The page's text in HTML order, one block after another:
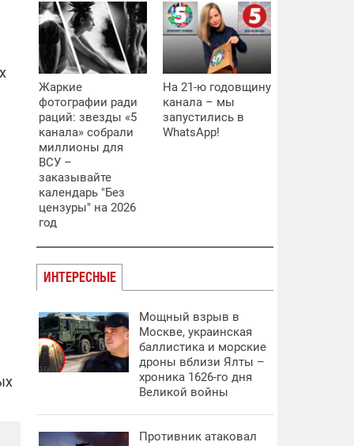
Жаркие
фотографии ради
раций: звезды «5
канала» собрали
миллионы для
ВСУ –
заказывайте
календарь "Без
цензуры" на 2026
год
На 21-ю годовщину
канала – мы
запустились в
WhatsApp!
ИНТЕРЕСНЫЕ
Мощный взрыв в
Москве, украинская
баллистика и морские
дроны вблизи Ялты –
хроника 1626-го дня
Великой войны
Противник атаковал